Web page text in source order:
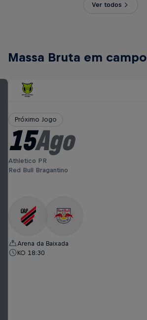
Ver todos
Massa Bruta em campo
Próximo Jogo
15Ago
Athletico PR
Red Bull Bragantino
Arena da Baixada
KO 18:30